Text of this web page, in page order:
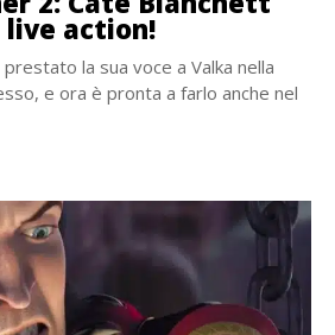
live action!
la sua voce a Valka nella
e ora è pronta a farlo anche nel